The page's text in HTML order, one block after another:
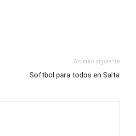
Artículo siguiente
Softbol para todos en Salta